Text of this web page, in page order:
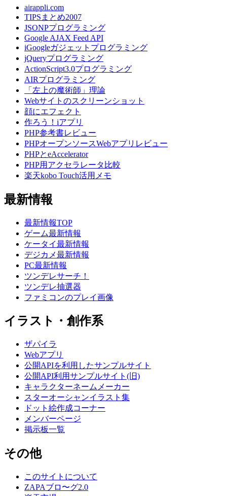
airappli.com
TIPSまとめ2007
JSONPプログラミング
Google AJAX Feed API
iGoogleガジェットプログラミング
jQueryプログラミング
ActionScript3.0プログラミング
AIRプログラミング
「左上の魔術師」理論
Webサイトのスクリーンショット
顔にエフェクト
作ろう！iアプリ
PHP参考書レビュー
PHPオープンソースWebアプリレビュー
PHPとeAccelerator
PHP用アクセラレータ比較
楽天kobo Touch活用メモ
最新情報
最新情報TOP
ゲーム最新情報
ケータイ最新情報
デジカメ最新情報
PC最新情報
ツンデレサーチ！
ツンデレ抽選器
ファミコンのプレイ画像
イラスト・創作系
ザパイラ
Webアプリ
公開APIを利用したサンプルサイト
公開API利用サンプルサイト(旧)
キャラクターネームメーカー
スターオーシャンイラスト集
ドット絵作成コーナー
メンバーページ
掲示板一覧
その他
このサイトについて
ZAPAブロ〜グ2.0